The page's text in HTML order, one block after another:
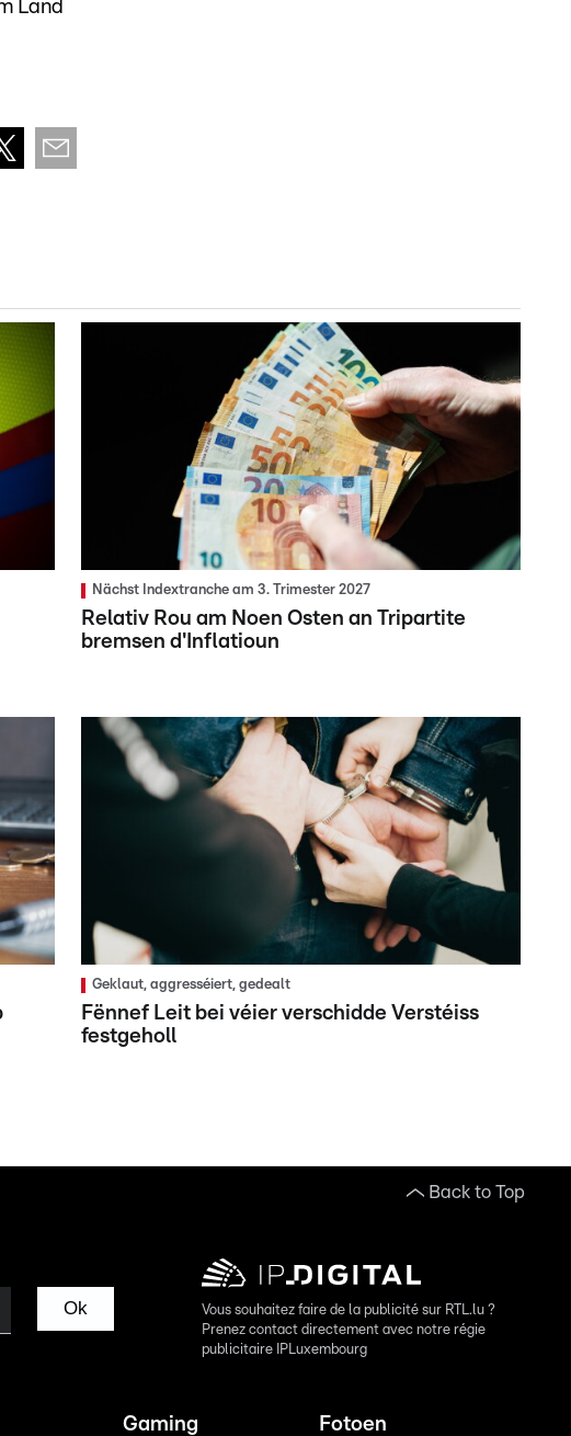
Land
Nächst Indextranche am 3. Trimester 2027
Relativ Rou am Noen Osten an Tripartite
bremsen d'Inflatioun
Geklaut, aggresséiert, gedealt
Fënnef Leit bei véier verschidde Verstéiss
festgeholl
Back to Top
Ok
Vous souhaitez faire de la publicité sur RTL.lu ?
Prenez contact directement avec notre régie
publicitaire IPLuxembourg
Gaming Fotoen